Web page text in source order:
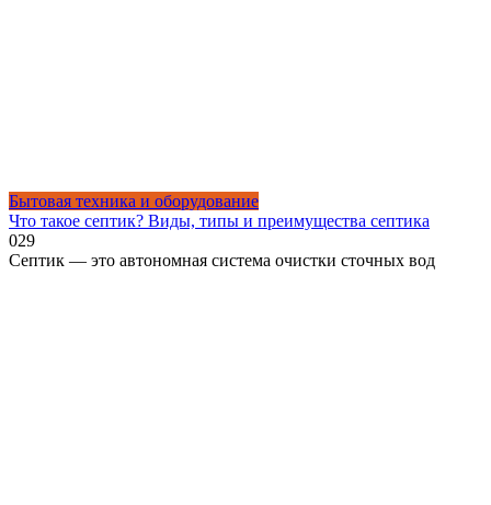
Бытовая техника и оборудование
Что такое септик? Виды, типы и преимущества септика
029
Септик — это автономная система очистки сточных вод